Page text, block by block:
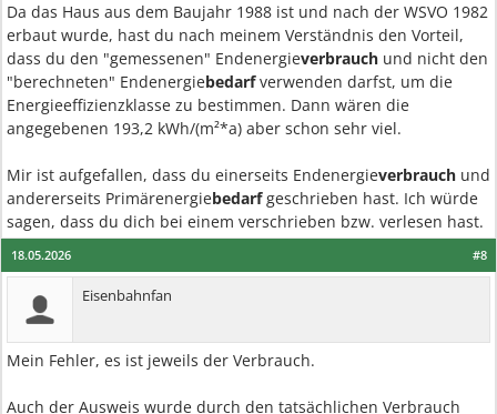
Da das Haus aus dem Baujahr 1988 ist und nach der WSVO 1982
erbaut wurde, hast du nach meinem Verständnis den Vorteil,
dass du den "gemessenen" Endenergieverbrauch und nicht den
"berechneten" Endenergiebedarfverwenden darfst, um die
Energieeffizienzklasse zu bestimmen. Dann wären die
angegebenen 193,2 kWh/(m²*a) aber schon sehr viel.
Mir ist aufgefallen, dass du einerseits Endenergieverbrauch und
andererseits Primärenergiebedarfgeschrieben hast. Ich würde
sagen, dass du dich bei einem verschrieben bzw. verlesen hast.
#8
18.05.2026
Eisenbahnfan
Mein Fehler, es ist jeweils der Verbrauch.
Auch der Ausweis wurde durch den tatsächlichen Verbrauch